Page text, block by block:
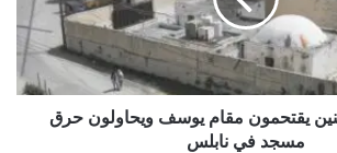
يقتحمون مقام يوسف ويحاولون حرق
مسجد في نابلس